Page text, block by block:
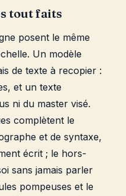
tout faits
posent le même
Un modèle
de texte à recopier :
et un texte
ni du master visé.
complètent le
et de syntaxe,
écrit ; le hors-
sans jamais parler
pompeuses et le